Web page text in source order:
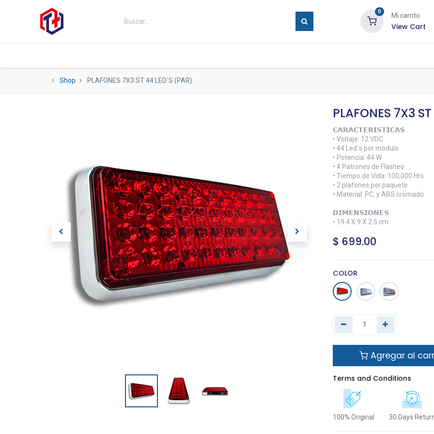
0
Mi carrito
View Cart
Shop PLAFONES 7X3 ST 44 LED´S (PAR)
PLAFONES 7X3
𝗖𝗔𝗥𝗔𝗖𝗧𝗘𝗥𝗜𝗦𝗧𝗜𝗖𝗔𝗦
• Voltaje: 12 VDC
• 44 Led´s por módulo
• Potencia: 44 W
• 4 Patrones de Flasheo
• Tiempo de Vida: 100,000 Hrs
• 2 plafones por paquete.
• Material: PC, y ABS cromado
𝗗𝗜𝗠𝗘𝗡𝗦𝗜𝗢𝗡𝗘𝗦
• 19.4 X 9 X 2.5 cm
$ 699.00
COLOR
Agregar al
Terms and Conditions
100% Original 30 Days